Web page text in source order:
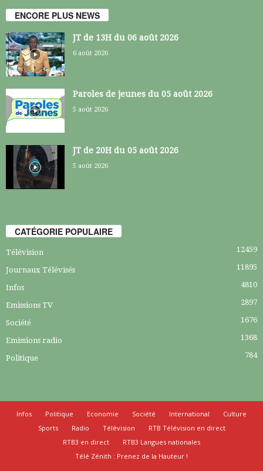
ENCORE PLUS NEWS
JT de 13H du 06 août 2026
6 août 2026
Paroles de jeunes du 05 août 2026
5 août 2026
JT de 20H du 05 août 2026
5 août 2026
CATÉGORIE POPULAIRE
Télévision 12459
Journaux Télévisés 11895
Infos 4810
Emissions TV 2897
Société 1676
Emissions radio 1368
Politique 784
Infos Politique Economie Société International
Culture
Sports
Radio Télévision
RTB Télévision en direct
RTB3 en direct
RTB3 Langues nationales
Télé Zénith : Prenez de la Hauteur !